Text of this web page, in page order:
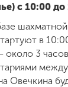
с 10:00 до
шахматной
в
около 3
Овечкина